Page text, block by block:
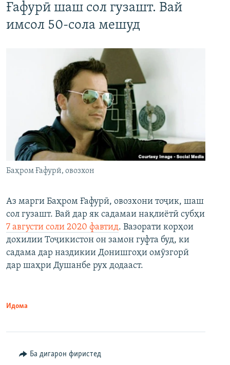
Ғафурӣ шаш сол гузашт. Вай
имсол 50-сола мешуд
Баҳром Ғафурӣ, овозхон
Аз марги Баҳром Ғафурӣ, овозхони тоҷик, шаш
сол гузашт. Вай дар як садамаи нақлиётӣ субҳи
7 августи соли 2020 фавтид. Вазорати корҳои
дохилии Тоҷикистон он замон гуфта буд, ки
садама дар наздикии Донишгоҳи омӯзгорӣ
дар шаҳри Душанбе рух додааст.
Идома
Ба дигарон фиристед